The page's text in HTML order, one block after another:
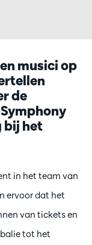
musici op
de
bij het
in het team van
ervoor dat het
van tickets en
tot het